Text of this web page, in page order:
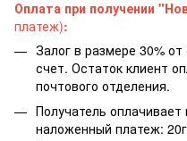
Оплата при получении
платеж):
Залог в размере 30%
счет. Остаток клиент
почтового отделения.
Получатель
наложенный платеж: